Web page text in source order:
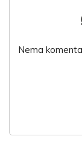
Nema